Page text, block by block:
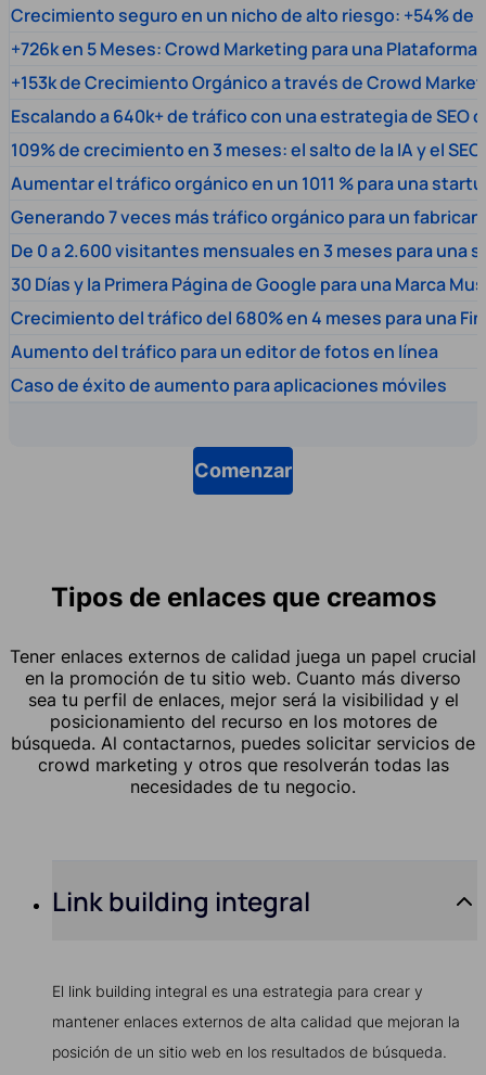
Crecimiento seguro en un nicho de alto riesgo: +54% de
+726k en 5 Meses: Crowd Marketing para una
+153k de Crecimiento Orgánico a través de Crowd
Escalando a 640k+ de tráfico con una estrategia de SEO
109% de crecimiento en 3 meses: el salto de la IA y el SEO
Aumentar el tráfico orgánico en un 1011 % para una
Generando 7 veces más tráfico orgánico para un
De 0 a 2.600 visitantes mensuales en 3 meses para una
30 Días y la Primera Página de Google para una Marca
Crecimiento del tráfico del 680% en 4 meses para una
Aumento del tráfico para un editor de fotos en línea
Caso de éxito de aumento para aplicaciones móviles
Comenzar
Tipos de enlaces que creamos
Tener enlaces externos de calidad juega un papel crucial
en la promoción de tu sitio web. Cuanto más diverso
sea tu perfil de enlaces, mejor será la visibilidad y el
posicionamiento del recurso en los motores de
búsqueda. Al contactarnos, puedes solicitar servicios de
crowd marketing y otros que resolverán todas las
necesidades de tu negocio.
Link building integral
El link building integral es una estrategia para crear y
mantener enlaces externos de alta calidad que mejoran la
posición de un sitio web en los resultados de búsqueda.